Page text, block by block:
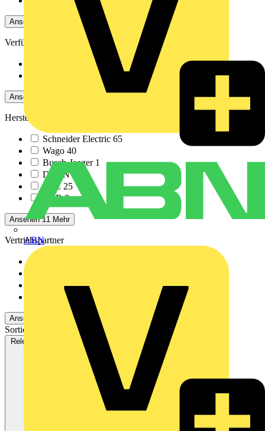
ABN
Ansehen -4 Mehr
Verfügbarkeit
132
Nicht verfügbar
Ansehen -4 Mehr
Hersteller
Schneider Electric 65
Wago 40
Busch-Jaeger 1
DEHN
APC25
ABB8
Ansehen 11 Mehr
Vertriebspartner
Emil Löffelhardt Gmb...
Oskar Böttcher GmbH...
Ansehen -2 Mehr
Sortieren nach:
Relevanz Verfügbarkeit V+ Punkte Relevanz